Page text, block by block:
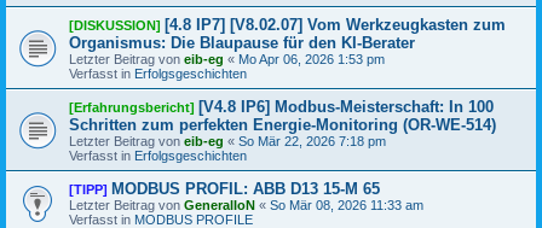
[DISKUSSION] [4.8 IP7] [V8.02.07] Vom Werkzeugkasten zum
Organismus: Die Blaupause für den KI-Berater
Letzter Beitrag von eib-eg « Mo Apr 06, 2026 1:53 pm
Verfasst in Erfolgsgeschichten
[Erfahrungsbericht] [V4.8 IP6] Modbus-Meisterschaft: In 100
Schritten zum perfekten Energie-Monitoring (OR-WE-514)
Letzter Beitrag von eib-eg « So Mär 22, 2026 7:18 pm
Verfasst in Erfolgsgeschichten
[TIPP] MODBUS PROFIL: ABB D13 15-M 65
Letzter Beitrag von GeneralIoN « So Mär 08, 2026 11:33 am
Verfasst in MODBUS PROFILE